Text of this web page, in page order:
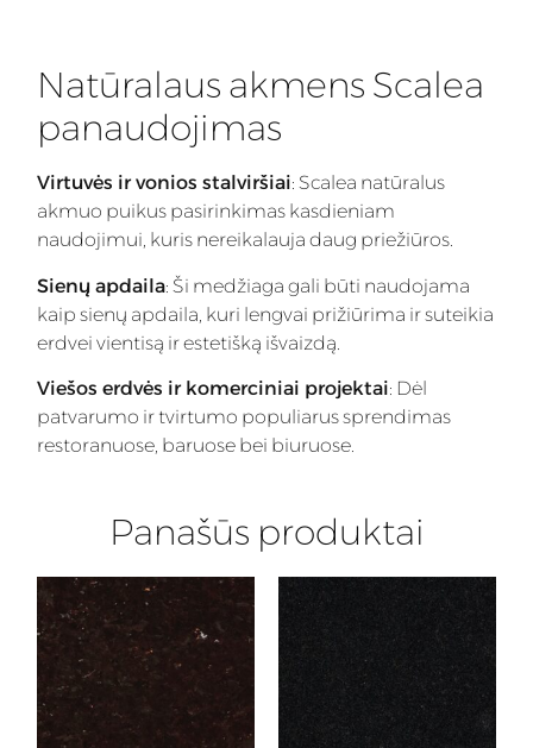
Natūralaus akmens Scalea
panaudojimas
Virtuvės ir vonios stalviršiai: Scalea natūralus
akmuo puikus pasirinkimas kasdieniam
naudojimui, kuris nereikalauja daug priežiūros.
Sienų apdaila: Ši medžiaga gali būti naudojama
kaip sienų apdaila, kuri lengvai prižiūrima ir suteikia
erdvei vientisą ir estetišką išvaizdą.
Viešos erdvės ir komerciniai projektai: Dėl
patvarumo ir tvirtumo populiarus sprendimas
restoranuose, baruose bei biuruose.
Panašūs produktai